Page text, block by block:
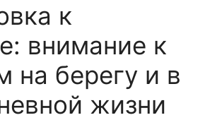
к
внимание к
на берегу и в
жизни